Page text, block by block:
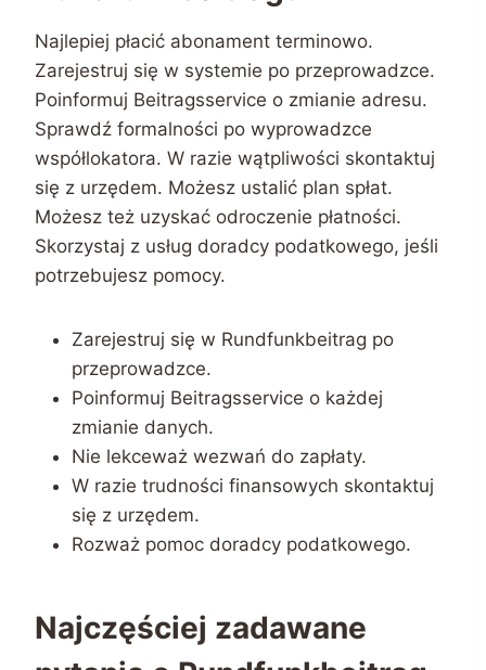
Najlepiej płacić abonament terminowo.
Zarejestruj się w systemie po przeprowadzce.
Poinformuj Beitragsservice o zmianie adresu.
Sprawdź formalności po wyprowadzce
współlokatora. W razie wątpliwości skontaktuj
się z urzędem. Możesz ustalić plan spłat.
Możesz też uzyskać odroczenie płatności.
Skorzystaj z usług doradcy podatkowego, jeśli
potrzebujesz pomocy.
Zarejestruj się w Rundfunkbeitrag po
przeprowadzce.
Poinformuj Beitragsservice o każdej
zmianie danych.
Nie lekceważ wezwań do zapłaty.
W razie trudności finansowych skontaktuj
się z urzędem.
Rozważ pomoc doradcy podatkowego.
Najczęściej zadawane